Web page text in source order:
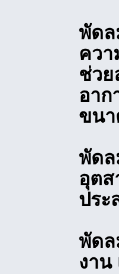
พัดล
คว
ช่วย
อาก
ขนา
พัดล
อุตส
ประ
พัดล
งาน